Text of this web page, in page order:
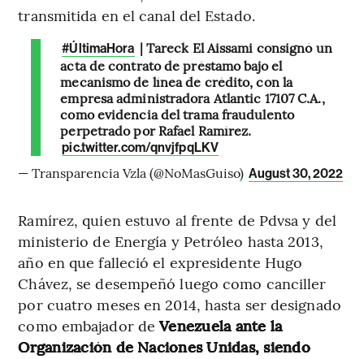
transmitida en el canal del Estado.
#ÚltimaHora | Tareck El Aissami consignó un
acta de contrato de préstamo bajo el
mecanismo de línea de crédito, con la
empresa administradora Atlantic 17107 C.A.,
como evidencia del trama fraudulento
perpetrado por Rafael Ramírez.
pic.twitter.com/qnvjfpqLKV
— Transparencia Vzla (@NoMasGuiso) August 30, 2022
Ramírez, quien estuvo al frente de Pdvsa y del
ministerio de Energía y Petróleo hasta 2013,
año en que falleció el expresidente Hugo
Chávez, se desempeñó luego como canciller
por cuatro meses en 2014, hasta ser designado
como embajador deVenezuela ante la
Organización de Naciones Unidas, siendo